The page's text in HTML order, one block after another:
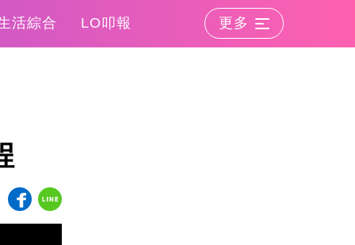
活綜合 LO叩報 更多